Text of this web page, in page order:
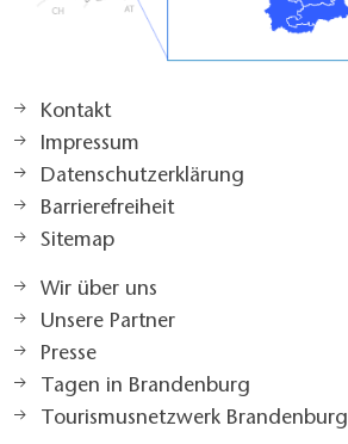
Kontakt
Impressum
Datenschutzerklärung
Barrierefreiheit
Sitemap
Wir über uns
Unsere Partner
Presse
Tagen in Brandenburg
Tourismusnetzwerk Brandenburg